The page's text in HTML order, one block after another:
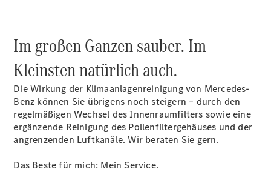
Reparatur
Werkstatt
Im großen Ganzen sauber. Im
Kleinsten natürlich auch.
Die Wirkung der Klimaanlagenreinigung von Mercedes-
Benz können Sie übrigens noch steigern – durch den
regelmäßigen Wechsel des Innenraumfilters sowie eine
ergänzende Reinigung des Pollenfiltergehäuses und der
angrenzenden Luftkanäle. Wir beraten Sie gern.
Das Beste für mich: Mein Service.